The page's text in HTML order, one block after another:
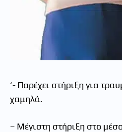
‘- Παρέχει στήριξη για
χαμηλά.
– Μέγιστη στήριξη στο